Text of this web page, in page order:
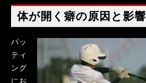
体が開く癖の原因と影響
バッ
ティ
ング
にお